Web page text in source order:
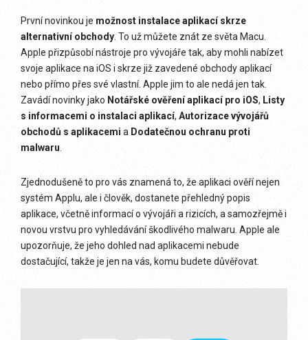
První novinkou je možnost instalace aplikací skrze
alternativní obchody. To už můžete znát ze světa Macu.
Apple přizpůsobí nástroje pro vývojáře tak, aby mohli nabízet
svoje aplikace na iOS i skrze již zavedené obchody aplikací
nebo přímo přes své vlastní. Apple jim to ale nedá jen tak.
Zavádí novinky jako Notářské ověření aplikací pro iOS, Listy
s informacemi o instalaci aplikací, Autorizace vývojářů
obchodů s aplikacemi a Dodatečnou ochranu proti
malwaru.
Zjednodušeně to pro vás znamená to, že aplikaci ověří nejen
systém Applu, ale i člověk, dostanete přehledný popis
aplikace, včetně informací o vývojáři a rizicích, a samozřejmě i
novou vrstvu pro vyhledávání škodlivého malwaru. Apple ale
upozorňuje, že jeho dohled nad aplikacemi nebude
dostačující, takže je jen na vás, komu budete důvěřovat.